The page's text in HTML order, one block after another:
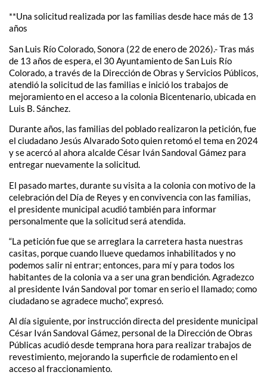
**Una solicitud realizada por las familias desde hace más de 13
años
San Luis Río Colorado, Sonora (22 de enero de 2026).- Tras más
de 13 años de espera, el 30 Ayuntamiento de San Luis Río
Colorado, a través de la Dirección de Obras y Servicios Públicos,
atendió la solicitud de las familias e inició los trabajos de
mejoramiento en el acceso a la colonia Bicentenario, ubicada en
Luis B. Sánchez.
Durante años, las familias del poblado realizaron la petición, fue
el ciudadano Jesús Alvarado Soto quien retomó el tema en 2024
y se acercó al ahora alcalde César Iván Sandoval Gámez para
entregar nuevamente la solicitud.
El pasado martes, durante su visita a la colonia con motivo de la
celebración del Día de Reyes y en convivencia con las familias,
el presidente municipal acudió también para informar
personalmente que la solicitud será atendida.
“La petición fue que se arreglara la carretera hasta nuestras
casitas, porque cuando llueve quedamos inhabilitados y no
podemos salir ni entrar; entonces, para mí y para todos los
habitantes de la colonia va a ser una gran bendición. Agradezco
al presidente Iván Sandoval por tomar en serio el llamado; como
ciudadano se agradece mucho”, expresó.
Al día siguiente, por instrucción directa del presidente municipal
César Iván Sandoval Gámez, personal de la Dirección de Obras
Públicas acudió desde temprana hora para realizar trabajos de
revestimiento, mejorando la superficie de rodamiento en el
acceso al fraccionamiento.